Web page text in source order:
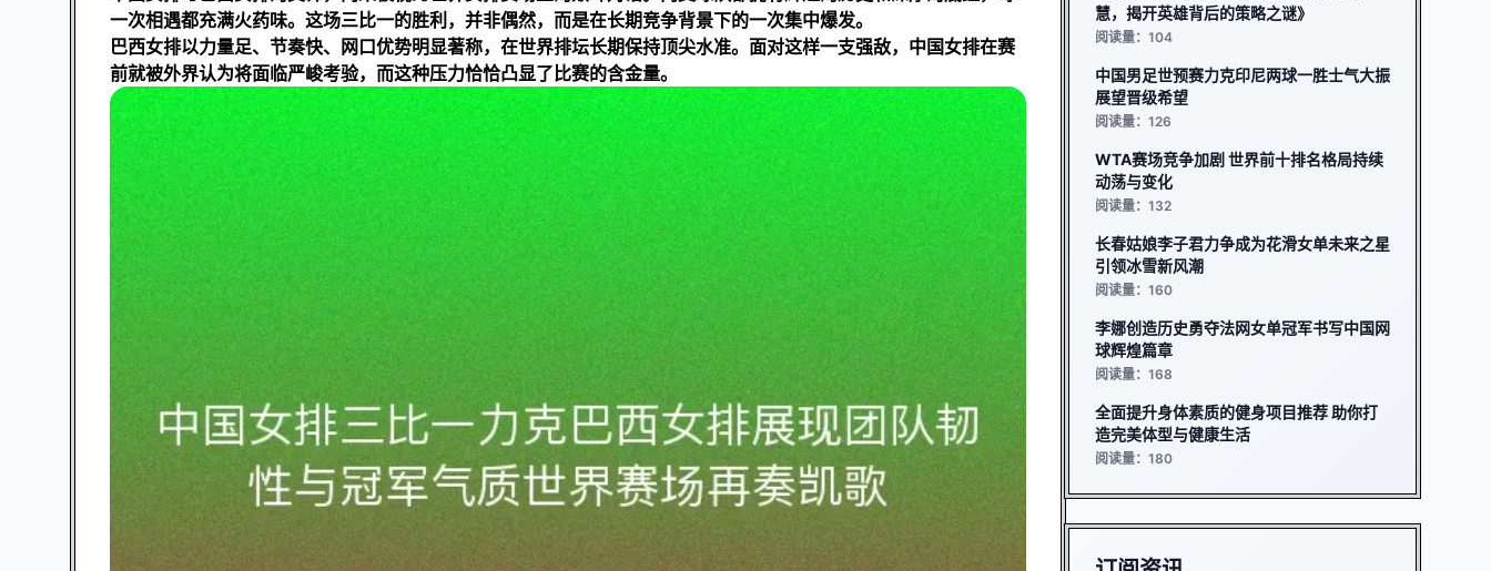
一次相遇都充满火药味。这场三比一的胜利，并非偶然，而是在长期竞争背景下的一次集中爆发。
巴西女排以力量足、节奏快、网口优势明显著称，在世界排坛长期保持顶尖水准。面对这样一支强敌，中国女排在赛
前就被外界认为将面临严峻考验，而这种压力恰恰凸显了比赛的含金量。
慧，揭开英雄背后的策略之谜》
阅读量：104
中国男足世预赛力克印尼两球一胜士气大振
展望晋级希望
阅读量：126
WTA赛场竞争加剧 世界前十排名格局持续
动荡与变化
阅读量：132
长春姑娘李子君力争成为花滑女单未来之星
引领冰雪新风潮
阅读量：160
李娜创造历史勇夺法网女单冠军书写中国网
球辉煌篇章
阅读量：168
全面提升身体素质的健身项目推荐 助你打
造完美体型与健康生活
阅读量：180